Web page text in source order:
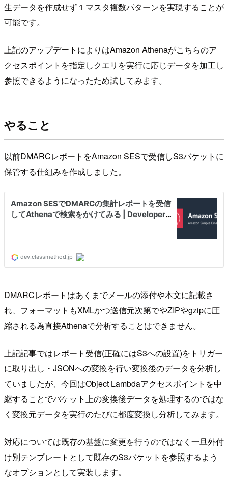
生データを作成せず１マスタ複数パターンを実現することが
可能です。
上記のアップデートによりはAmazon Athenaがこちらのア
クセスポイントを指定しクエリを実行に応じデータを加工し
参照できるようになったため試してみます。
やること
以前DMARCレポートをAmazon SESで受信しS3バケットに
保管する仕組みを作成しました。
DMARCレポートはあくまでメールの添付や本文に記載さ
れ、フォーマットもXMLかつ送信元次第でやZIPやgzipに圧
縮される為直接Athenaで分析することはできません。
上記記事ではレポート受信(正確にはS3への設置)をトリガー
に取り出し・JSONへの変換を行い変換後のデータを分析し
ていましたが、今回はObject Lambdaアクセスポイントを中
継することでバケット上の変換後データを処理するのではな
く変換元データを実行のたびに都度変換し分析してみます。
対応については既存の基盤に変更を行うのではなく一旦外付
け別テンプレートとして既存のS3バケットを参照するよう
なオプションとして実装します。